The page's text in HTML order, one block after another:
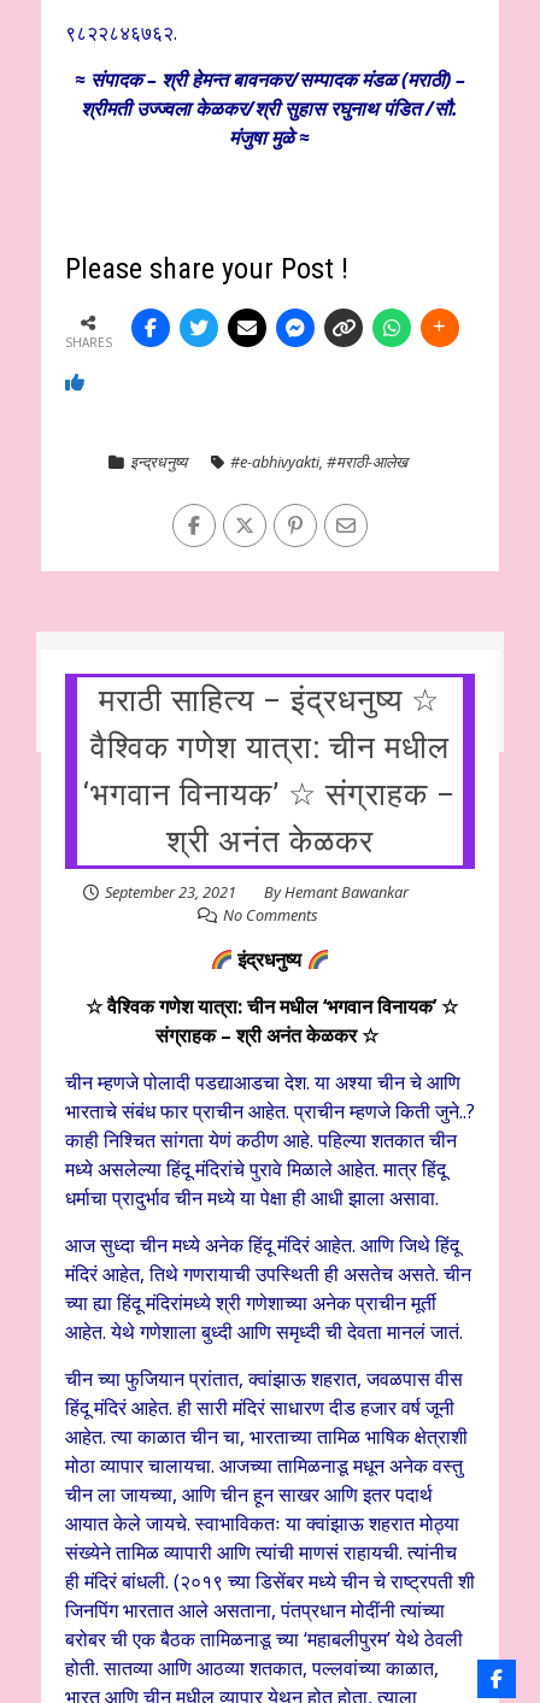
९८२२८४६७६२.
≈ संपादक – श्री हेमन्त बावनकर/सम्पादक मंडळ (मराठी) –
श्रीमती उज्ज्वला केळकर/श्री सुहास रघुनाथ पंडित /सौ.
मंजुषा मुळे ≈
Please share your Post !
SHARES
इन्द्रधनुष्य #e-abhivyakti, #मराठी-आलेख
मराठी साहित्य – इंद्रधनुष्य ☆
वैश्विक गणेश यात्रा: चीन मधील
‘भगवान विनायक’ ☆ संग्राहक –
श्री अनंत केळकर
September 23, 2021 ByHemant Bawankar
No Comments
इंद्रधनुष्य
☆ वैश्विक गणेश यात्रा: चीन मधील ‘भगवान विनायक’ ☆
संग्राहक – श्री अनंत केळकर ☆
चीन म्हणजे पोलादी पडद्याआडचा देश. या अश्या चीन चे आणि
भारताचे संबंध फार प्राचीन आहेत. प्राचीन म्हणजे किती जुने..?
काही निश्चित सांगता येणं कठीण आहे. पहिल्या शतकात चीन
मध्ये असलेल्या हिंदू मंदिरांचे पुरावे मिळाले आहेत. मात्र हिंदू
धर्माचा प्रादुर्भाव चीन मध्ये या पेक्षा ही आधी झाला असावा.
आज सुध्दा चीन मध्ये अनेक हिंदू मंदिरं आहेत. आणि जिथे हिंदू
मंदिरं आहेत, तिथे गणरायाची उपस्थिती ही असतेच असते. चीन
च्या ह्या हिंदू मंदिरांमध्ये श्री गणेशाच्या अनेक प्राचीन मूर्ती
आहेत. येथे गणेशाला बुध्दी आणि समृध्दी ची देवता मानलं जातं.
चीन च्या फुजियान प्रांतात, क्वांझाऊ शहरात, जवळपास वीस
हिंदू मंदिरं आहेत. ही सारी मंदिरं साधारण दीड हजार वर्ष जूनी
आहेत. त्या काळात चीन चा, भारताच्या तामिळ भाषिक क्षेत्राशी
मोठा व्यापार चालायचा. आजच्या तामिळनाडू मधून अनेक वस्तु
चीन ला जायच्या, आणि चीन हून साखर आणि इतर पदार्थ
आयात केले जायचे. स्वाभाविकतः या क्वांझाऊ शहरात मोठ्या
संख्येने तामिळ व्यापारी आणि त्यांची माणसं राहायची. त्यांनीच
ही मंदिरं बांधली. (२०१९ च्या डिसेंबर मध्ये चीन चे राष्ट्रपती शी
जिनपिंग भारतात आले असताना, पंतप्रधान मोदींनी त्यांच्या
बरोबर ची एक बैठक तामिळनाडू च्या ‘महाबलीपुरम’ येथे ठेवली
होती. सातव्या आणि आठव्या शतकात, पल्लवांच्या काळात,
भारत आणि चीन मधील व्यापार येथून होत होता, त्याला